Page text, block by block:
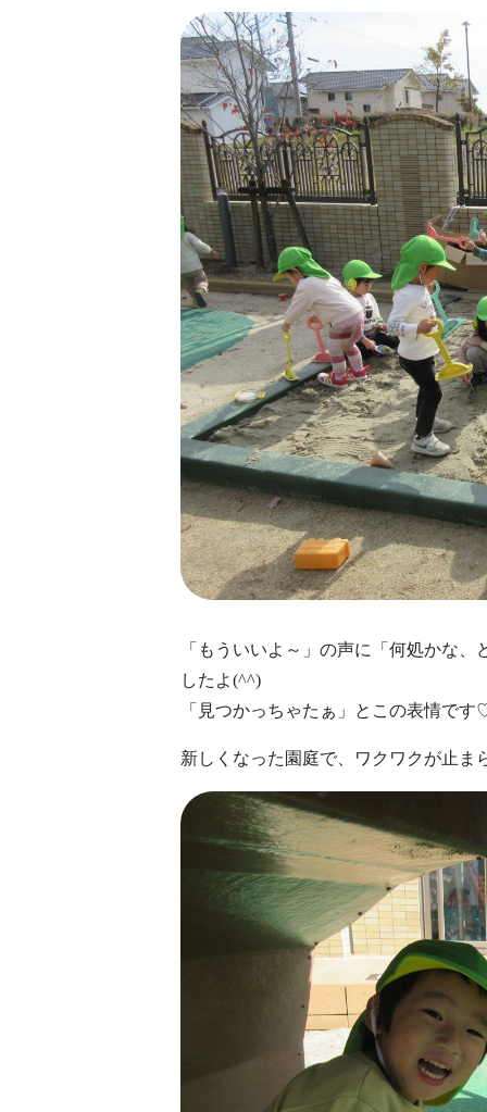
「もういいよ～」の声に「何処かな
したよ(^^)
「見つかっちゃたぁ」とこの表情です
新しくなった園庭で、ワクワクが止ま